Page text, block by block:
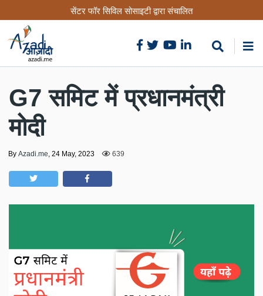
to
content
सेंटर फॉर सिविल सोसाइटी द्वारा संचालित
G7 समिट में प्रधानमंत्री
मोदी
By Azadi.me, 24 May, 2023 639